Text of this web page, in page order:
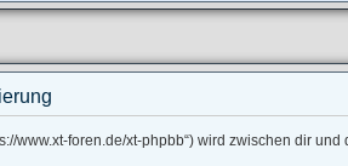
www.xt-foren.de/xt-phpbb“) wird zwischen dir